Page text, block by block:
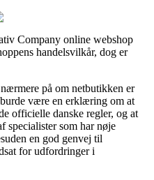
Company online webshop
handelsvilkår, dog er
på om netbutikken er
være en erklæring om at
officielle danske regler, og at
specialister som har nøje
en god genvej til
for udfordringer i